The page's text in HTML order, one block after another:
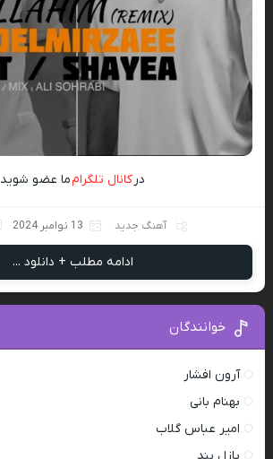
درکانال تلگرامما عضو شوید
آهنگ جدید 13 نوامبر 2024
ادامه مطلب + دانلود ...
خوانندگان
آرون افشار
بهنام بانی
امیر عباس گلاب